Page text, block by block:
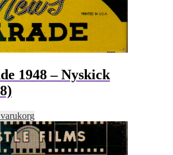
1948 – Nyskick